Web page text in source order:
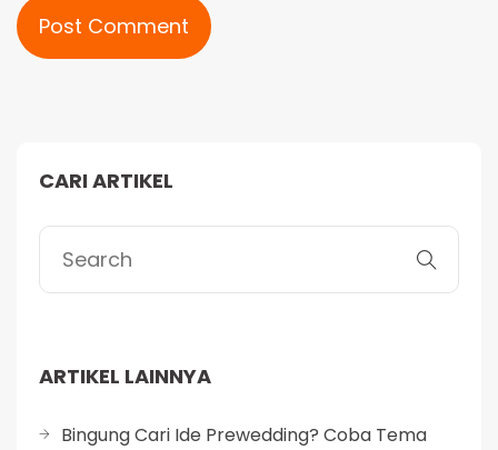
CARI ARTIKEL
ARTIKEL LAINNYA
Bingung Cari Ide Prewedding? Coba Tema